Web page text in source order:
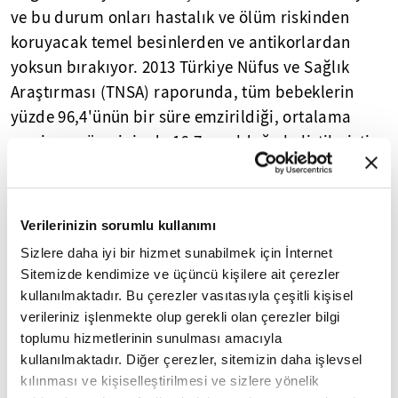
Verilerinizin sorumlu kullanımı
Sizlere daha iyi bir hizmet sunabilmek için İnternet
Sitemizde kendimize ve üçüncü kişilere ait çerezler
kullanılmaktadır. Bu çerezler vasıtasıyla çeşitli kişisel
verileriniz işlenmekte olup gerekli olan çerezler bilgi
toplumu hizmetlerinin sunulması amacıyla
kullanılmaktadır. Diğer çerezler, sitemizin daha işlevsel
kılınması ve kişiselleştirilmesi ve sizlere yönelik
ve bu durum onları hastalık ve ölüm riskinden
koruyacak temel besinlerden ve antikorlardan
yoksun bırakıyor. 2013 Türkiye Nüfus ve Sağlık
Araştırması (TNSA) raporunda, tüm bebeklerin
yüzde 96,4'ünün bir süre emzirildiği, ortalama
emzirme süresinin de 16,7 ay olduğu belirtilmiştir.
İlk 1 saatte anne sütüyle beslenme sıklığı yüzde 50,
6 aya kadar herhangi bir dönemde sadece anne
sütüyle beslenme sıklığı yüzde 30,1, 6 ay sadece
anne sütü ile beslenme sıklığı yüzde 2,4, birinci
yılda anne sütüne devam etme sıklığı yüzde
68,2'dir. Türkiye için bu sonuçlar emzirme
açısından maalesef çok başarılı değildir."
"BEBEKLERİNİ ANNE SÜTÜYLE
BESLEYEBİLECEKLERİNE İNANDIRILMASI